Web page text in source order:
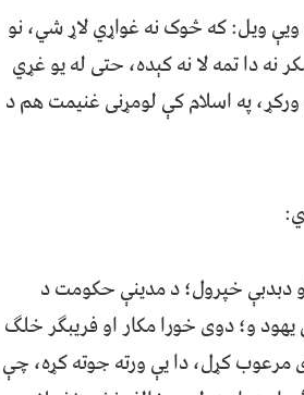
ویل: که څوک نه غواړي لاړ شي، نو
نه دا تمه لا نه کېده، حتی له یو غړي
په اسلام کې لومړنی غنیمت هم د
دبدبې خپرول؛ د مدینې حکومت د
و؛ دوی خورا مکار او فریبګر خلګ
مرعوب کړل، دا یې ورته جوته کړه، چې